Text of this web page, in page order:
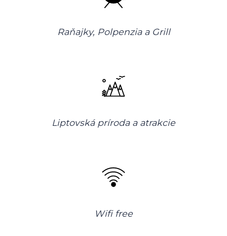
Raňajky, Polpenzia a Grill
Liptovská príroda a atrakcie
Wifi free